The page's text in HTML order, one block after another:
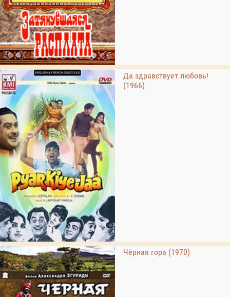
Да здравствует любовь!
(1966)
Чёрная гора (1970)